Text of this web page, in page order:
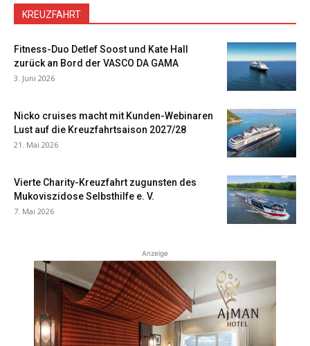
KREUZFAHRT
Fitness-Duo Detlef Soost und Kate Hall
zurück an Bord der VASCO DA GAMA
3. Juni 2026
Nicko cruises macht mit Kunden-Webinaren
Lust auf die Kreuzfahrtsaison 2027/28
21. Mai 2026
Vierte Charity-Kreuzfahrt zugunsten des
Mukoviszidose Selbsthilfe e. V.
7. Mai 2026
Anzeige